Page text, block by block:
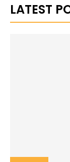
LATEST